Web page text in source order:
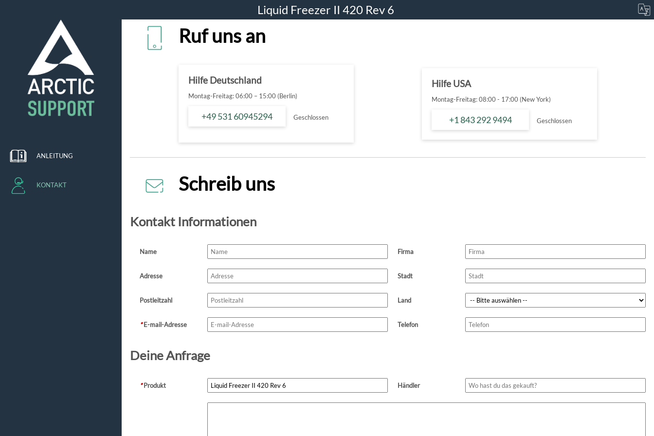
Liquid Freezer II 420 Rev 6
ANLEITUNG
KONTAKT
Ruf uns an
Hilfe Deutschland
Montag-Freitag: 06:00 – 15:00 (Berlin)
+49 531 60945294 Geschlossen
Hilfe USA
Montag-Freitag: 08:00 - 17:00 (New York)
+1 843 292 9494 Geschlossen
Schreib uns
Kontakt Informationen
Name Firma
Adresse Stadt
Postleitzahl Land
*E-mail-Adresse Telefon
Deine Anfrage
*Produkt Händler